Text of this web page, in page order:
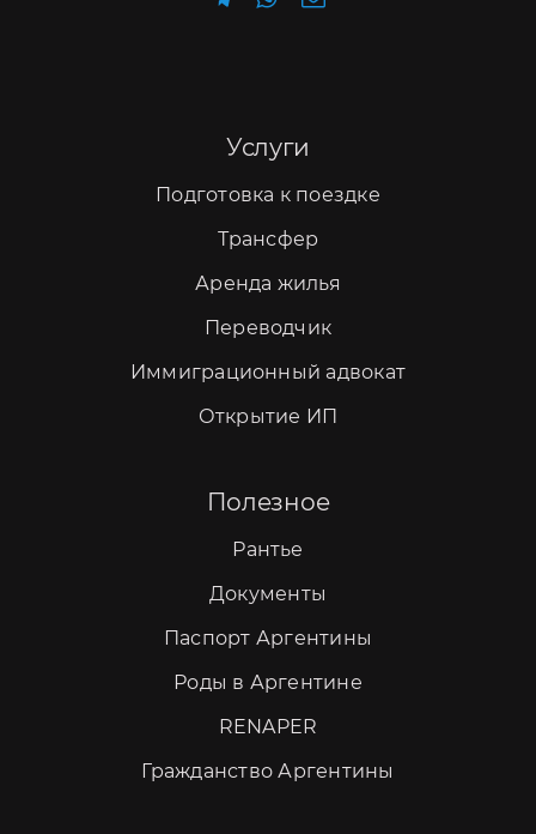
Услуги
Подготовка к поездке
Трансфер
Аренда жилья
Переводчик
Иммиграционный адвокат
Открытие ИП
Полезное
Рантье
Документы
Паспорт Аргентины
Роды в Аргентине
RENAPER
Гражданство Аргентины